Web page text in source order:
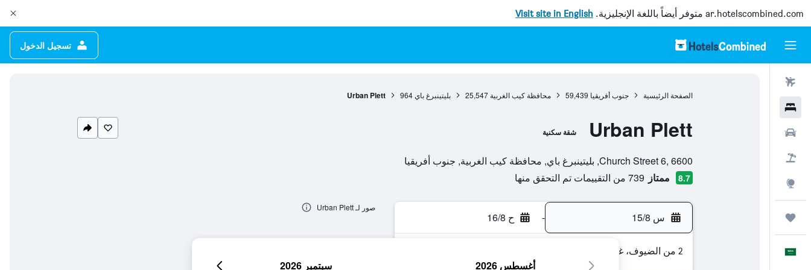
ar.hotelscombined.com متوفر أيضاً باللغة الإنجليزية. Visit site in English
تسجيل الدخول
الصفحة الرئيسية جنوب أفريقيا 59,439 محافظة كيب الغربية 25,547 بليتينبرغ باي 964
Urban Plett
Urban Plett شقة سكنية
Church Street 6, 6600, بليتينبرغ باي, محافظة كيب الغربية, جنوب أفريقيا
8.7 ممتاز 739 من التقييمات تم التحقق منها
س 15/8 - ح 16/8
2 من الضيوف، غرفة واحدة
صور لـ Urban Plett
أغسطس 2026 سبتمبر 2026